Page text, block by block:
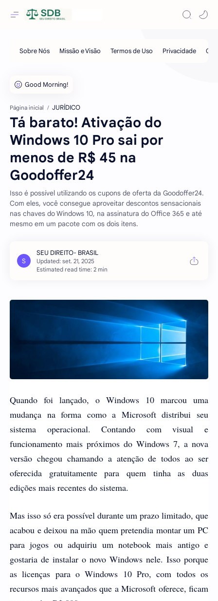
Página inicial JURÍDICO
Tá barato! Ativação do
Windows 10 Pro sai por
menos de R$ 45 na
Goodoffer24
Isso é possível utilizando os cupons de oferta da Goodoffer24.
Com eles, você consegue aproveitar descontos sensacionais
nas chaves do Windows 10, na assinatura do Office 365 e até
mesmo em um pacote com os dois itens.
Estimated read time: 2 min
Quando foi lançado, o Windows 10 marcou uma
mudança na forma como a Microsoft distribui seu
sistema operacional. Contando com visual e
funcionamento mais próximos do Windows 7, a nova
versão chegou chamando a atenção de todos ao ser
oferecida gratuitamente para quem tinha as duas
edições mais recentes do sistema.
Mas isso só era possível durante um prazo limitado, que
acabou e deixou na mão quem pretendia montar um PC
para jogos ou adquiriu um notebook mais antigo e
gostaria de instalar o novo Windows nele. Isso porque
as licenças para o Windows 10 Pro, com todos os
recursos mais avançados que a Microsoft oferece, ficam